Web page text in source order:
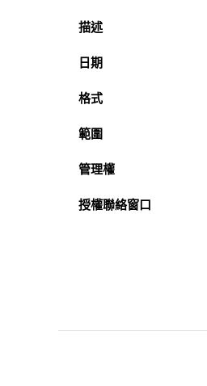
描述
日期
格式
範圍
管理權
授權聯絡窗口